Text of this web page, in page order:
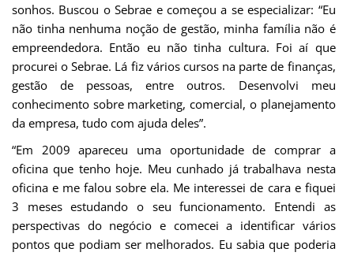
sonhos. Buscou o Sebrae e começou a se especializar: “Eu
não tinha nenhuma noção de gestão, minha família não é
empreendedora. Então eu não tinha cultura. Foi aí que
procurei o Sebrae. Lá fiz vários cursos na parte de finanças,
gestão de pessoas, entre outros. Desenvolvi meu
conhecimento sobre marketing, comercial, o planejamento
da empresa, tudo com ajuda deles”.
“Em 2009 apareceu uma oportunidade de comprar a
oficina que tenho hoje. Meu cunhado já trabalhava nesta
oficina e me falou sobre ela. Me interessei de cara e fiquei
3 meses estudando o seu funcionamento. Entendi as
perspectivas do negócio e comecei a identificar vários
pontos que podiam ser melhorados. Eu sabia que poderia